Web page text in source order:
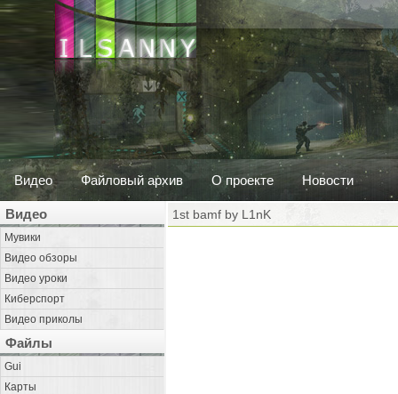
Видео Файловый архив О проекте Новости
Видео
Мувики
Видео обзоры
Видео уроки
Киберспорт
Видео приколы
Файлы
Gui
Карты
1st bamf by L1nK